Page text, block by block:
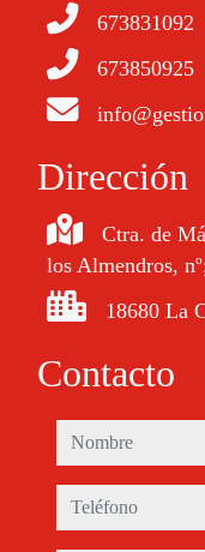
673831092
673850925
Dirección
Ctra. de
los Almendros,
18680 La
Contacto
nombre
teléfono